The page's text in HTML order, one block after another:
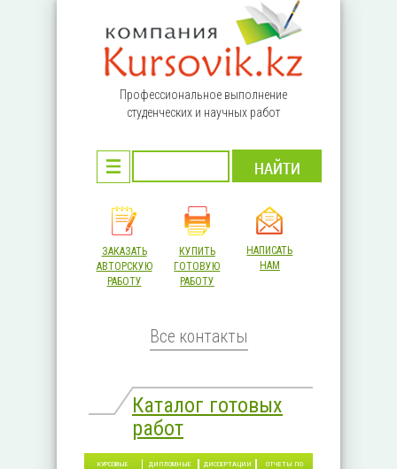
Профессиональное выполнение
студенческих и научных работ
ЗАКАЗАТЬ
АВТОРСКУЮ
РАБОТУ
КУПИТЬ
ГОТОВУЮ
РАБОТУ
НАПИСАТЬ
НАМ
Все контакты
Каталог готовых
работ
КУРСОВЫЕ
ДИПЛОМНЫЕ
ДИССЕРТАЦИИ
ОТЧЕТЫ ПО